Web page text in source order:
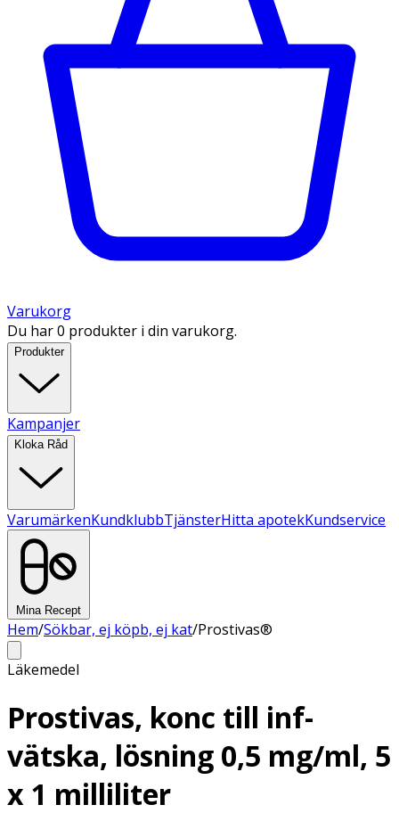
Varukorg
Du har 0 produkter i din varukorg.
Produkter
Kampanjer
Kloka Råd
VarumärkenKundklubbTjänsterHitta apotekKundservice
Mina Recept
Hem/Sökbar, ej köpb, ej kat/Prostivas®
Läkemedel
Prostivas, konc till inf-
vätska, lösning 0,5 mg/ml, 5
x 1 milliliter